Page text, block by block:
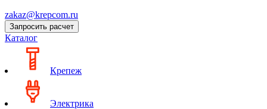
zakaz@krepcom.ru
Запросить расчет
Каталог
Крепеж
Электрика